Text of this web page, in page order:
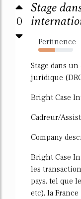
0
Stage
Pertinence
48%
Stage dans
juridique
Bright Case
Cadreur/
Company
Bright Case
les
pays, tel que
etc), la